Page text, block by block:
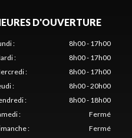
D'OUVERTURE
:
8h00 - 17h00
:
8h00 - 17h00
:
8h00 - 17h00
:
8h00 - 20h00
:
8h00 - 18h00
:
Fermé
: Fermé